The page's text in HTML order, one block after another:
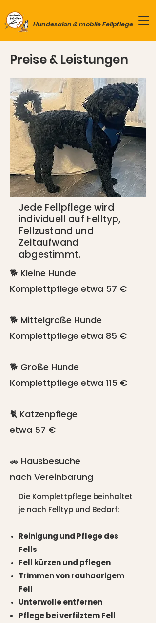
Hundesalon & mobile Fellpflege
Preise & Leistungen
Jede Fellpflege wird
individuell auf Felltyp,
Fellzustand und
Zeitaufwand
abgestimmt.
🐕 Kleine Hunde
Komplettpflege etwa 57 €
🐕 Mittelgroße Hunde
Komplettpflege etwa 85 €
🐕 Große Hunde
Komplettpflege etwa 115 €
🐈 Katzenpflege
etwa 57 €
🚗 Hausbesuche
nach Vereinbarung
Die Komplettpflege beinhaltet
je nach Felltyp und Bedarf:
Reinigung und Pflege des
Fells
Fell kürzen und pflegen
Trimmen von rauhaarigem
Fell
Unterwolle entfernen
Pflege bei verfilztem Fell